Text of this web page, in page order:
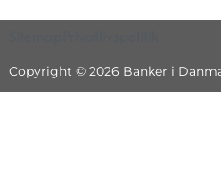
Copyright © 2026 Banker i